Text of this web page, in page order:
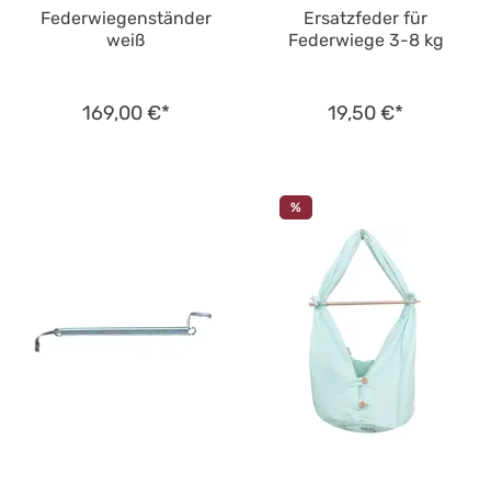
Federwiegenständer
weiß
169,00 €*
Ersatzfeder für
Federwiege 3-8 kg
19,50 €*
%